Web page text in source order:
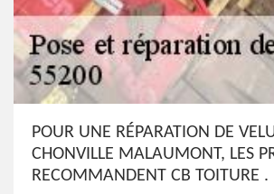
POUR UNE RÉPARATION DE
CHONVILLE MALAUMONT, LES
RECOMMANDENT CB TOITURE .